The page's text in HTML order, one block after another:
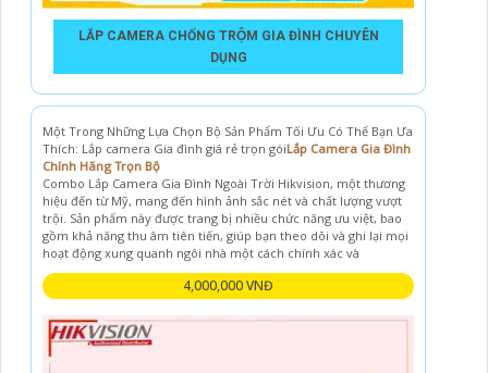
LẮP CAMERA CHỐNG TRỘM GIA ĐÌNH CHUYÊN
DỤNG
Một Trong Những Lựa Chọn Bộ Sản Phẩm Tối Ưu Có Thể Bạn Ưa
Thích: Lắp camera Gia đình giá rẻ trọn góiLắp Camera Gia Đình
Chính Hãng Trọn Bộ
Combo Lắp Camera Gia Đình Ngoài Trời Hikvision, một thương
hiệu đến từ Mỹ, mang đến hình ảnh sắc nét và chất lượng vượt
trội. Sản phẩm này được trang bị nhiều chức năng ưu việt, bao
gồm khả năng thu âm tiên tiến, giúp bạn theo dõi và ghi lại mọi
hoạt động xung quanh ngôi nhà một cách chính xác và
4,000,000 VNĐ